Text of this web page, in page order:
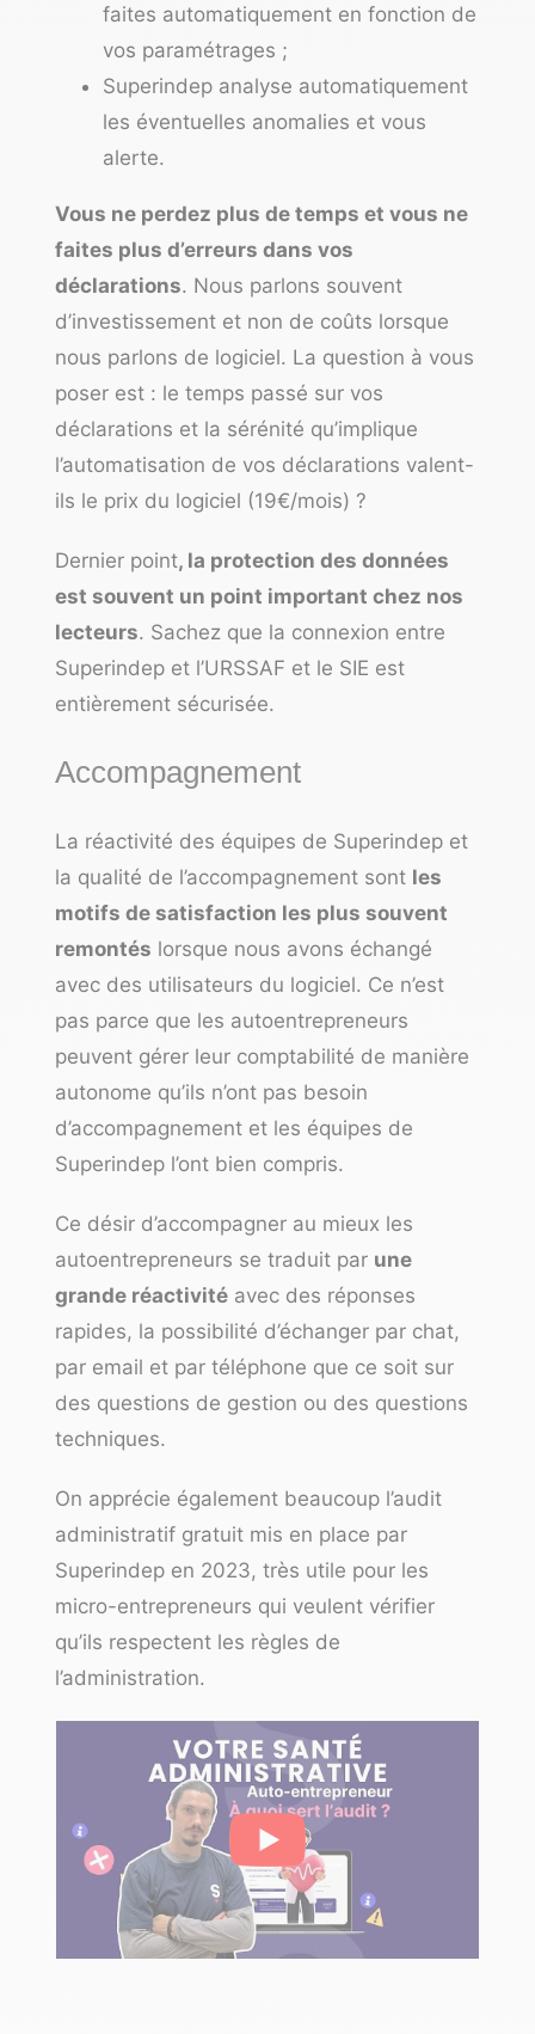
faites automatiquement en fonction de
vos paramétrages ;
Superindep analyse automatiquement
les éventuelles anomalies et vous
alerte.
Vous ne perdez plus de temps et vous ne
faites plus d’erreurs dans vos
déclarations. Nous parlons souvent
d’investissement et non de coûts lorsque
nous parlons de logiciel. La question à vous
poser est : le temps passé sur vos
déclarations et la sérénité qu’implique
l’automatisation de vos déclarations valent-
ils le prix du logiciel (19€/mois) ?
Dernier point, la protection des données
est souvent un point important chez nos
lecteurs. Sachez que la connexion entre
Superindep et l’URSSAF et le SIE est
entièrement sécurisée.
Accompagnement
La réactivité des équipes de Superindep et
la qualité de l’accompagnement sont les
motifs de satisfaction les plus souvent
remontés lorsque nous avons échangé
avec des utilisateurs du logiciel. Ce n’est
pas parce que les autoentrepreneurs
peuvent gérer leur comptabilité de manière
autonome qu’ils n’ont pas besoin
d’accompagnement et les équipes de
Superindep l’ont bien compris.
Ce désir d’accompagner au mieux les
autoentrepreneurs se traduit par une
grande réactivité avec des réponses
rapides, la possibilité d’échanger par chat,
par email et par téléphone que ce soit sur
des questions de gestion ou des questions
techniques.
On apprécie également beaucoup l’audit
administratif gratuit mis en place par
Superindep en 2023, très utile pour les
micro-entrepreneurs qui veulent vérifier
qu’ils respectent les règles de
l’administration.